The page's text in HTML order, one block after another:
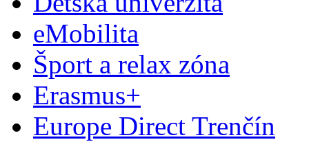
eMobilita
Šport a relax zóna
Erasmus+
Europe Direct Trenčín